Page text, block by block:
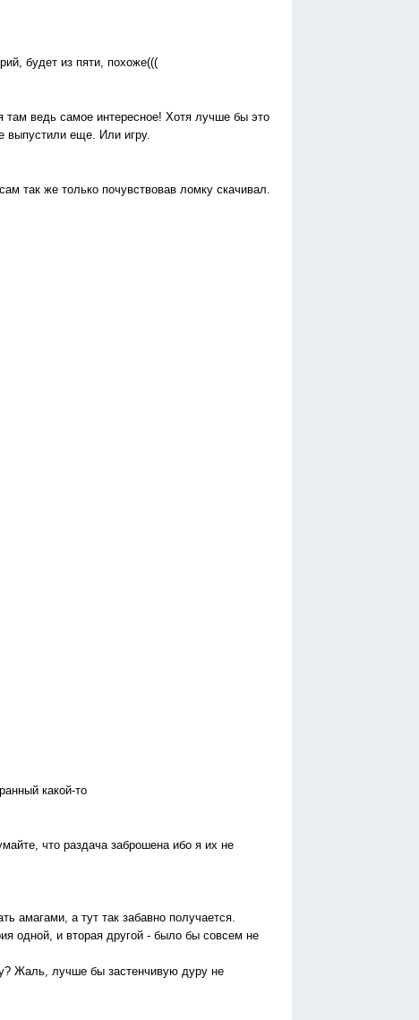
будет из пяти, похоже(((
там ведь самое интересное! Хотя лучше бы это
выпустили еще. Или игру.
так же только почувствовав ломку скачивал.
какой-то
что раздача заброшена ибо я их не
амагами, а тут так забавно получается.
одной, и вторая другой - было бы совсем не
Жаль, лучше бы застенчивую дуру не